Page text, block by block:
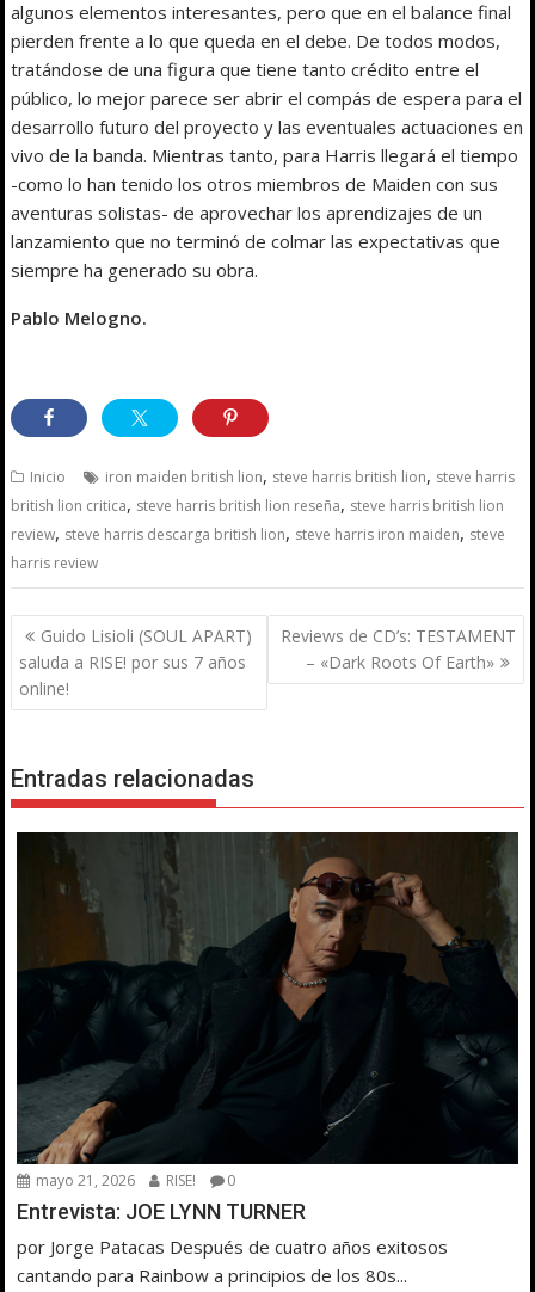
algunos elementos interesantes, pero que en el balance final
pierden frente a lo que queda en el debe. De todos modos,
tratándose de una figura que tiene tanto crédito entre el
público, lo mejor parece ser abrir el compás de espera para el
desarrollo futuro del proyecto y las eventuales actuaciones en
vivo de la banda. Mientras tanto, para Harris llegará el tiempo
-como lo han tenido los otros miembros de Maiden con sus
aventuras solistas- de aprovechar los aprendizajes de un
lanzamiento que no terminó de colmar las expectativas que
siempre ha generado su obra.
Pablo Melogno.
Inicio iron maiden british lion, steve harris british lion, steve harris
british lion critica, steve harris british lion reseña, steve harris british lion
review, steve harris descarga british lion, steve harris iron maiden, steve
harris review
Navegación
de
entradas
Guido Lisioli (SOUL APART)
saluda a RISE! por sus 7 años
online!
Reviews de CD’s: TESTAMENT
– «Dark Roots Of Earth»
Entradas relacionadas
mayo 21, 2026 RISE! 0
Entrevista: JOE LYNN TURNER
por Jorge Patacas Después de cuatro años exitosos
cantando para Rainbow a principios de los 80s...